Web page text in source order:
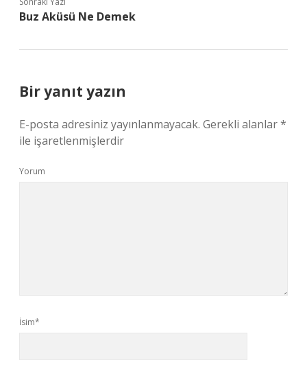
Buz Aküsü Ne Demek
Bir yanıt yazın
E-posta adresiniz yayınlanmayacak. Gerekli alanlar*
ile işaretlenmişlerdir
Yorum
İsim*